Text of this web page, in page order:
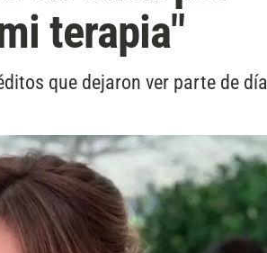
terapia"
que dejaron ver parte de día